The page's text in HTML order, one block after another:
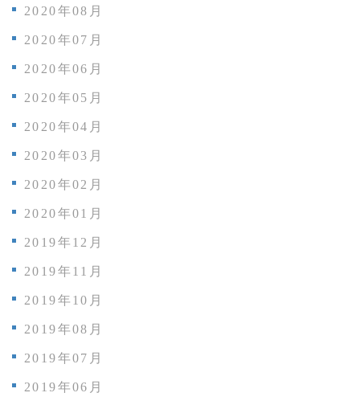
2020年08月
2020年07月
2020年06月
2020年05月
2020年04月
2020年03月
2020年02月
2020年01月
2019年12月
2019年11月
2019年10月
2019年08月
2019年07月
2019年06月